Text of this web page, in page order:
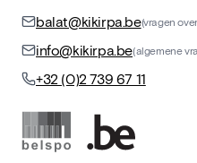
balat@kikirpa.be(vragen
info@kikirpa.be(algemene
+32 (0)2 739 67 11